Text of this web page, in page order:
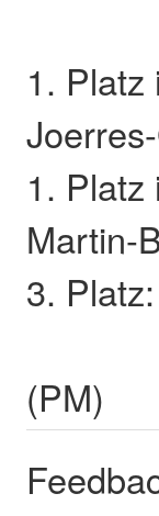
1.
1.
Martin-
3.
(PM)